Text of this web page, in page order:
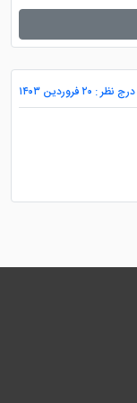
ذکر شد، خدمات
با هزینه،
دبی در مجاورت
: ۲۰ فروردین ۱۴۰۳